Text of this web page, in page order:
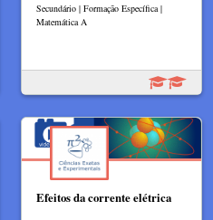
Secundário | Formação Específica |
Matemática A
Efeitos da corrente elétrica